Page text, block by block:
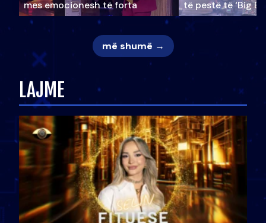
mes emocionesh të forta
të pestë të ‘Big
më shumë →
LAJME